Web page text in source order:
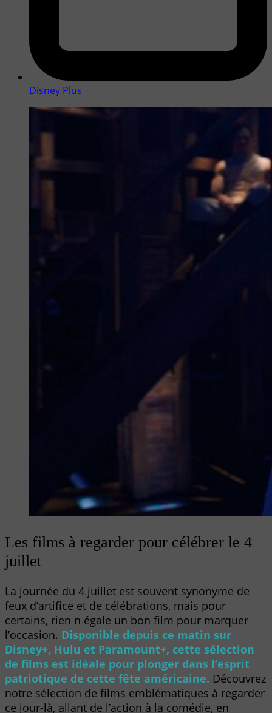
Disney Plus
Les films à regarder pour célébrer le 4
juillet
La journée du 4 juillet est souvent synonyme de
feux d’artifice et de célébrations, mais pour
certains, rien n égale un bon film pour marquer
l’occasion. Disponible depuis ce matin sur
Disney+, Hulu et Paramount+, cette sélection
de films est idéale pour plonger dans l’esprit
patriotique de cette fête américaine. Découvrez
notre sélection de films emblématiques à regarder
ce jour-là, allant de l’action à la comédie, en